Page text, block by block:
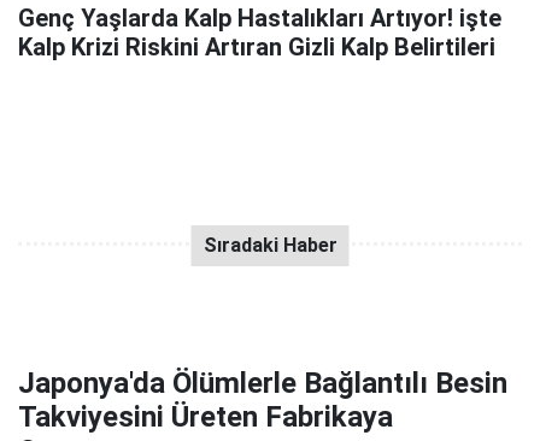
Genç Yaşlarda Kalp Hastalıkları Artıyor! işte
Kalp Krizi Riskini Artıran Gizli Kalp Belirtileri
Japonya'da Ölümlerle Bağlantılı Besin
Takviyesini Üreten Fabrikaya